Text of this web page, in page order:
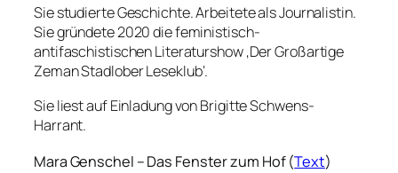
Sie studierte Geschichte. Arbeitete als Journalistin.
Sie gründete 2020 die feministisch-
antifaschistischen Literaturshow ‚Der Großartige
Zeman Stadlober Leseklub‘.
Sie liest auf Einladung von Brigitte Schwens-
Harrant.
Mara Genschel – Das Fenster zum Hof (Text)